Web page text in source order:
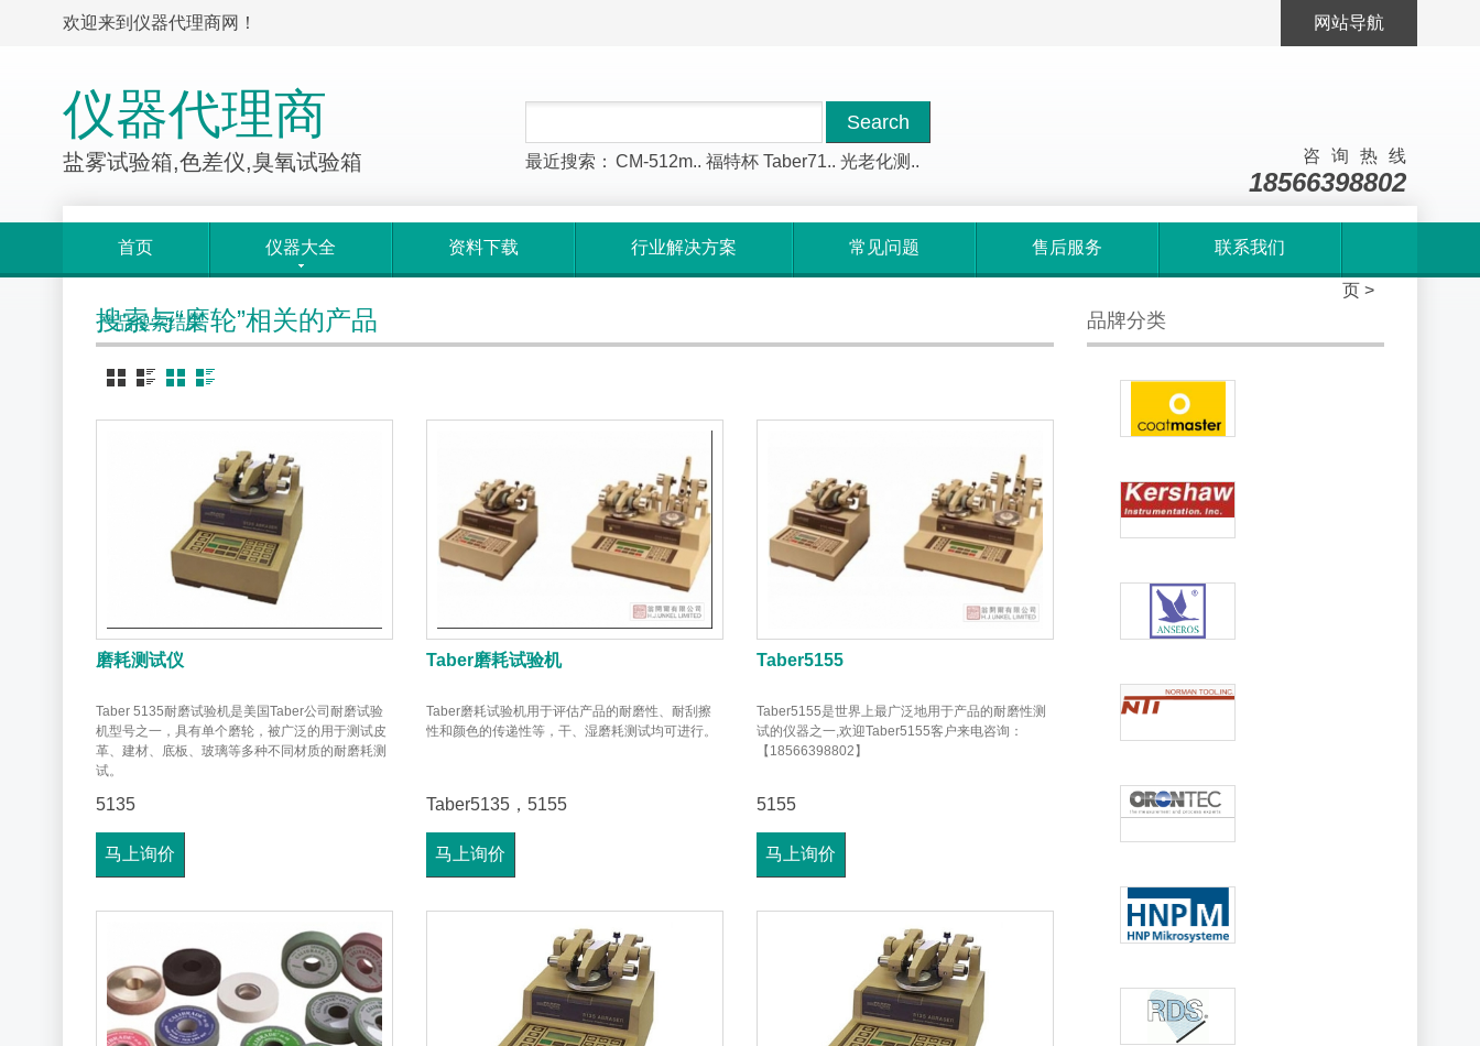
网站导航
欢迎来到仪器代理商网！
仪器代理商
盐雾试验箱,色差仪,臭氧试验箱 最近搜索： CM-512m.. 福特杯 Taber71.. 光老化测.. 咨询热线
18566398802
首页 仪器大全 资料下载 行业解决方案 常见问题 售后服务 联系我们
页 >
产品搜索结果
搜索与“磨轮”相关的产品
磨耗测试仪
Taber 5135耐磨试验机是美国Taber公司耐磨试验
机型号之一，具有单个磨轮，被广泛的用于测试皮
革、建材、底板、玻璃等多种不同材质的耐磨耗测
试。
5135
马上询价
Taber磨耗试验机
Taber磨耗试验机用于评估产品的耐磨性、耐刮擦
性和颜色的传递性等，干、湿磨耗测试均可进行。
Taber5135，5155
马上询价
Taber5155
Taber5155是世界上最广泛地用于产品的耐磨性测
试的仪器之一,欢迎Taber5155客户来电咨询：
【18566398802】
5155
马上询价
品牌分类